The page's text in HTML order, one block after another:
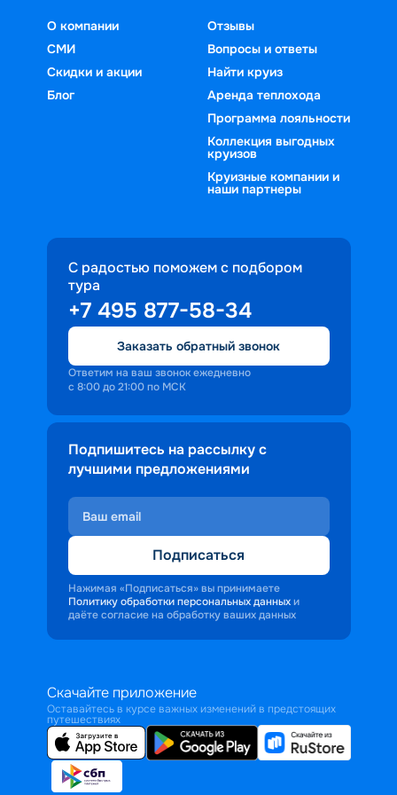
О компании
СМИ
Скидки и акции
Блог
Отзывы
Вопросы и ответы
Найти круиз
Аренда теплохода
Программа лояльности
Коллекция выгодных
круизов
Круизные компании и
наши партнеры
С радостью поможем с подбором
тура
+7 495 877-58-34
Заказать обратный звонок
Ответим на ваш звонок ежедневно
с 8:00 до 21:00 по МСК
Подпишитесь на рассылку с
лучшими предложениями
Подписаться
Нажимая «Подписаться» вы принимаете
Политику обработки персональных данных и
даёте согласие на обработку ваших данных
Скачайте приложение
Оставайтесь в курсе важных изменений в предстоящих
путешествиях